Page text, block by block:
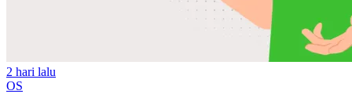
2 hari lalu
OS